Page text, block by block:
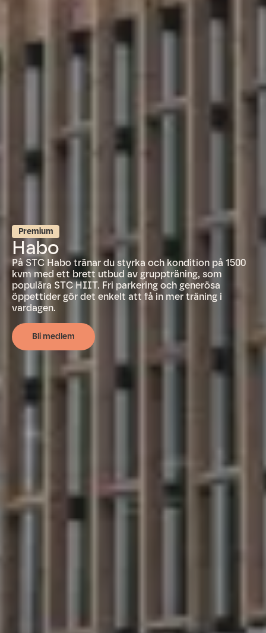
Premium
Habo
På STC Habo tränar du styrka och kondition på 1500
kvm med ett brett utbud av gruppträning, som
populära STC HIIT. Fri parkering och generösa
öppettider gör det enkelt att få in mer träning i
vardagen.
Bli medlem